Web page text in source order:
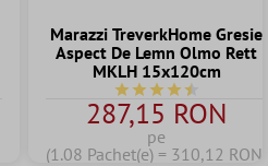
Marazzi TreverkHome Gresie
Aspect De Lemn Olmo Rett
MKLH 15x120cm
Durchschnittliche
287,15 RON
pe
(1.08 Pachet(e) = 310,12 RON)